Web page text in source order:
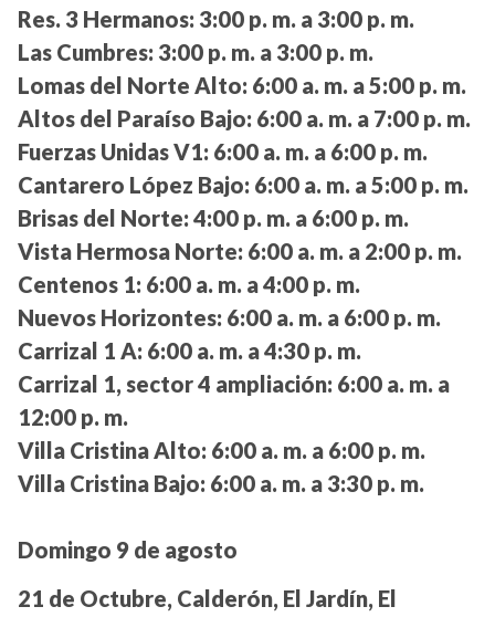
Res. 3 Hermanos: 3:00 p. m. a 3:00 p. m.
Las Cumbres: 3:00 p. m. a 3:00 p. m.
Lomas del Norte Alto: 6:00 a. m. a 5:00 p. m.
Altos del Paraíso Bajo: 6:00 a. m. a 7:00 p. m.
Fuerzas Unidas V1: 6:00 a. m. a 6:00 p. m.
Cantarero López Bajo: 6:00 a. m. a 5:00 p. m.
Brisas del Norte: 4:00 p. m. a 6:00 p. m.
Vista Hermosa Norte: 6:00 a. m. a 2:00 p. m.
Centenos 1: 6:00 a. m. a 4:00 p. m.
Nuevos Horizontes: 6:00 a. m. a 6:00 p. m.
Carrizal 1 A: 6:00 a. m. a 4:30 p. m.
Carrizal 1, sector 4 ampliación: 6:00 a. m. a
12:00 p. m.
Villa Cristina Alto: 6:00 a. m. a 6:00 p. m.
Villa Cristina Bajo: 6:00 a. m. a 3:30 p. m.
Domingo 9 de agosto
21 de Octubre, Calderón, El Jardín, El